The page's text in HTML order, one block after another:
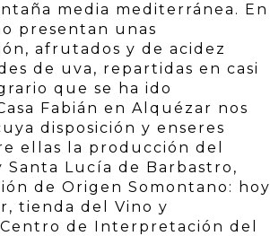
media mediterránea. En
presentan unas
afrutados y de acidez
de uva, repartidas en casi
que se ha ido
Fabián en Alquézar nos
disposición y enseres
ellas la producción del
Lucía de Barbastro,
de Origen Somontano: hoy
tienda del Vino y
de Interpretación del